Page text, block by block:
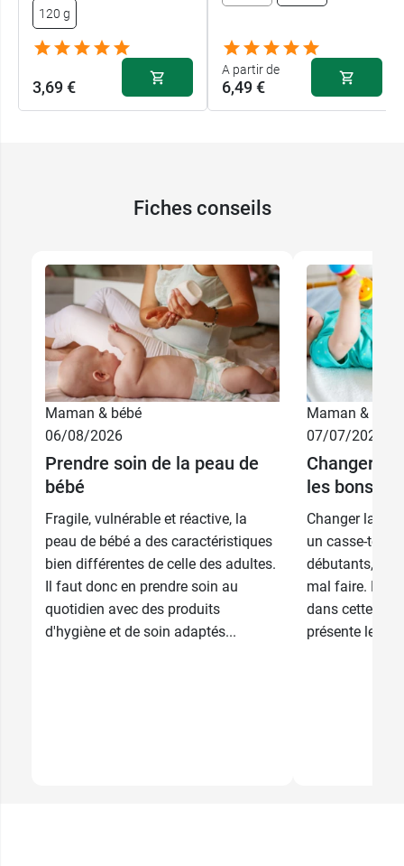
120 g
3,69 €
A partir de
6,49 €
6,49 €
750 ml 10,99 €
Fiches conseils
Maman & bébé
06/08/2026
Prendre soin de la peau de
bébé
Fragile, vulnérable et réactive, la
peau de bébé a des caractéristiques
bien différentes de celle des adultes.
Il faut donc en prendre soin au
quotidien avec des produits
d'hygiène et de soin adaptés...
Maman & bébé
07/07/2026
Changer la
les bons
Changer la
un casse-tête
débutants, qui
mal faire.
dans cette
présente les